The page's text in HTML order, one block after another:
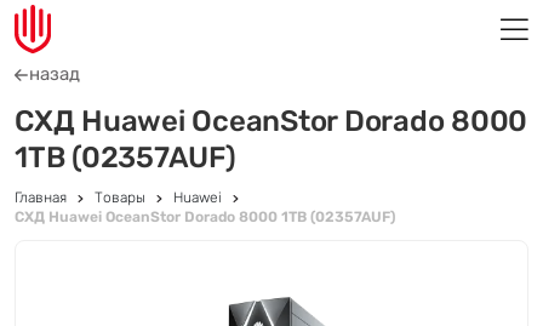
назад
СХД Huawei OceanStor Dorado 8000
1TB (02357AUF)
Главная Товары
Huawei
СХД Huawei OceanStor Dorado 8000 1TB (02357AUF)